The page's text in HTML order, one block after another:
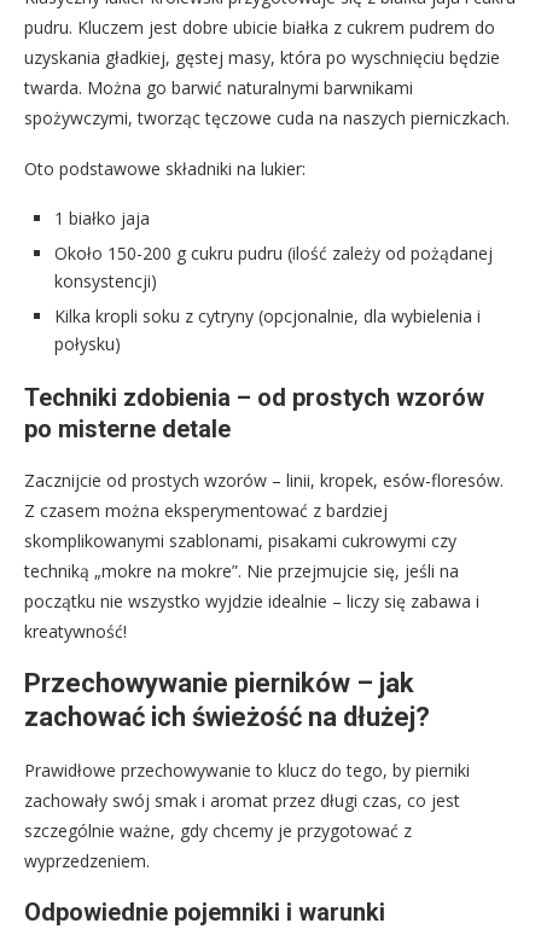
pudru. Kluczem jest dobre ubicie białka z cukrem pudrem do
uzyskania gładkiej, gęstej masy, która po wyschnięciu będzie
twarda. Można go barwić naturalnymi barwnikami
spożywczymi, tworząc tęczowe cuda na naszych pierniczkach.
Oto podstawowe składniki na lukier:
1 białko jaja
Około 150-200 g cukru pudru (ilość zależy od pożądanej
konsystencji)
Kilka kropli soku z cytryny (opcjonalnie, dla wybielenia i
połysku)
Techniki zdobienia – od prostych wzorów
po misterne detale
Zacznijcie od prostych wzorów – linii, kropek, esów-floresów.
Z czasem można eksperymentować z bardziej
skomplikowanymi szablonami, pisakami cukrowymi czy
techniką „mokre na mokre”. Nie przejmujcie się, jeśli na
początku nie wszystko wyjdzie idealnie – liczy się zabawa i
kreatywność!
Przechowywanie pierników – jak
zachować ich świeżość na dłużej?
Prawidłowe przechowywanie to klucz do tego, by pierniki
zachowały swój smak i aromat przez długi czas, co jest
szczególnie ważne, gdy chcemy je przygotować z
wyprzedzeniem.
Odpowiednie pojemniki i warunki